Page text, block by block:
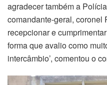
agradecer também a
comandante-geral, coronel
recepcionar e
forma que avalio como
intercâmbio’, comentou o